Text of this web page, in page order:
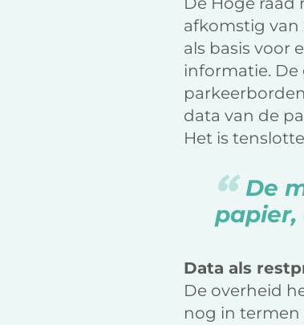
afkomstig
als basis voor
informatie.
data van de
Het is
De
Data als
De overheid
nog in termen